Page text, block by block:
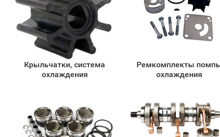
Крыльчатки, система
охлаждения
Ремкомплекты
охлаждения